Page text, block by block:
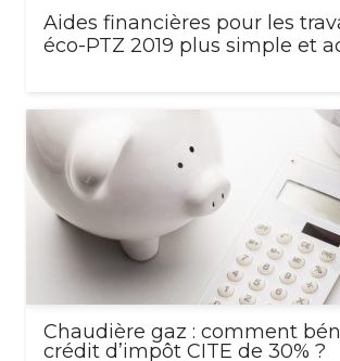
Aides financières pour les
éco-PTZ 2019 plus simple et
Chaudière gaz : comment
crédit d’impôt CITE de 30% ?